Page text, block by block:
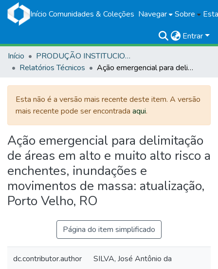
Início Comunidades & Coleções Navegar Sobre
Entrar
Início
PRODUÇÃO INSTITUCIONAL
Relatórios Técnicos
Ação emergencial para delimitação de áreas em alto e muito alto risco a enchentes, inundações e movimentos de massa: atualização, Porto Velho, RO
Esta não é a versão mais recente deste item. A versão
mais recente pode ser encontrada aqui.
Ação emergencial para delimitação
de áreas em alto e muito alto risco a
enchentes, inundações e
movimentos de massa: atualização,
Porto Velho, RO
Página do item simplificado
dc.contributor.author SILVA, José Antônio da